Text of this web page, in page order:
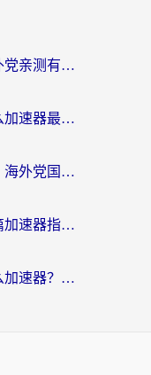
国外玩穿越火线会卡吗？海外党亲测有效的国服游戏加速指南
在欧洲玩决战！平安京用什么加速器最好用？2026实测有效的国服游戏加速指南
有没有打奇迹暖暖的加速器？海外党国服游戏畅玩不卡顿的秘密
在国外玩龙之谷总掉线？这篇加速器指南帮你告别延迟卡顿！
人在国外玩剑与远征需要什么加速器？老玩家亲测的避坑指南来了